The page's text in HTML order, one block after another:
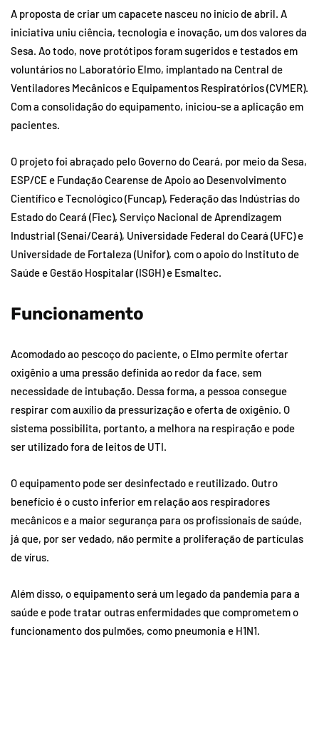
A proposta de criar um capacete nasceu no início de abril. A
iniciativa uniu ciência, tecnologia e inovação, um dos valores da
Sesa. Ao todo, nove protótipos foram sugeridos e testados em
voluntários no Laboratório Elmo, implantado na Central de
Ventiladores Mecânicos e Equipamentos Respiratórios (CVMER).
Com a consolidação do equipamento, iniciou-se a aplicação em
pacientes.
O projeto foi abraçado pelo Governo do Ceará, por meio da Sesa,
ESP/CE e Fundação Cearense de Apoio ao Desenvolvimento
Científico e Tecnológico (Funcap), Federação das Indústrias do
Estado do Ceará (Fiec), Serviço Nacional de Aprendizagem
Industrial (Senai/Ceará), Universidade Federal do Ceará (UFC) e
Universidade de Fortaleza (Unifor), com o apoio do Instituto de
Saúde e Gestão Hospitalar (ISGH) e Esmaltec.
Funcionamento
Acomodado ao pescoço do paciente, o Elmo permite ofertar
oxigênio a uma pressão definida ao redor da face, sem
necessidade de intubação. Dessa forma, a pessoa consegue
respirar com auxílio da pressurização e oferta de oxigênio. O
sistema possibilita, portanto, a melhora na respiração e pode
ser utilizado fora de leitos de UTI.
O equipamento pode ser desinfectado e reutilizado. Outro
benefício é o custo inferior em relação aos respiradores
mecânicos e a maior segurança para os profissionais de saúde,
já que, por ser vedado, não permite a proliferação de partículas
de vírus.
Além disso, o equipamento será um legado da pandemia para a
saúde e pode tratar outras enfermidades que comprometem o
funcionamento dos pulmões, como pneumonia e H1N1.